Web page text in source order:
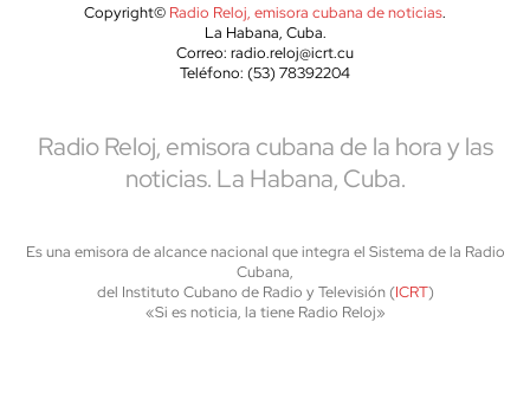
Copyright© Radio Reloj, emisora cubana de noticias.
La Habana, Cuba.
Correo: radio.reloj@icrt.cu
Teléfono: (53) 78392204
Radio Reloj, emisora cubana de la hora y las
noticias. La Habana, Cuba.
Es una emisora de alcance nacional que integra el Sistema de la Radio
Cubana,
del Instituto Cubano de Radio y Televisión (ICRT)
«Si es noticia, la tiene Radio Reloj»